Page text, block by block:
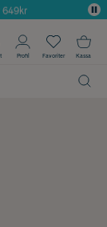
649kr
Profil Favoriter Kassa